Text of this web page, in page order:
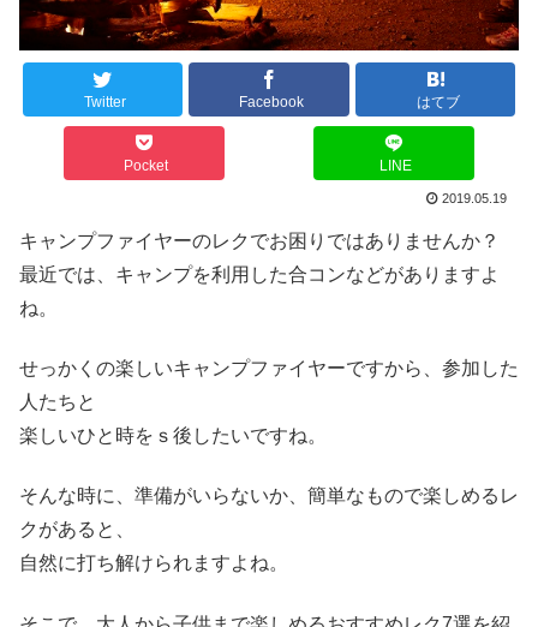
Twitter Facebook はてブ
Pocket LINE
2019.05.19
キャンプファイヤーのレクでお困りではありませんか？
最近では、キャンプを利用した合コンなどがありますよ
ね。
せっかくの楽しいキャンプファイヤーですから、参加した
人たちと
楽しいひと時をｓ後したいですね。
そんな時に、準備がいらないか、簡単なもので楽しめるレ
クがあると、
自然に打ち解けられますよね。